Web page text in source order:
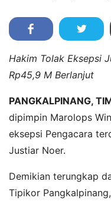
Hakim Tolak Eksepsi
Rp45,9 M Berlanjut
PANGKALPINANG,
dipimpin Marolops
eksepsi Pengacara
Justiar Noer.
Demikian terungkap
Tipikor